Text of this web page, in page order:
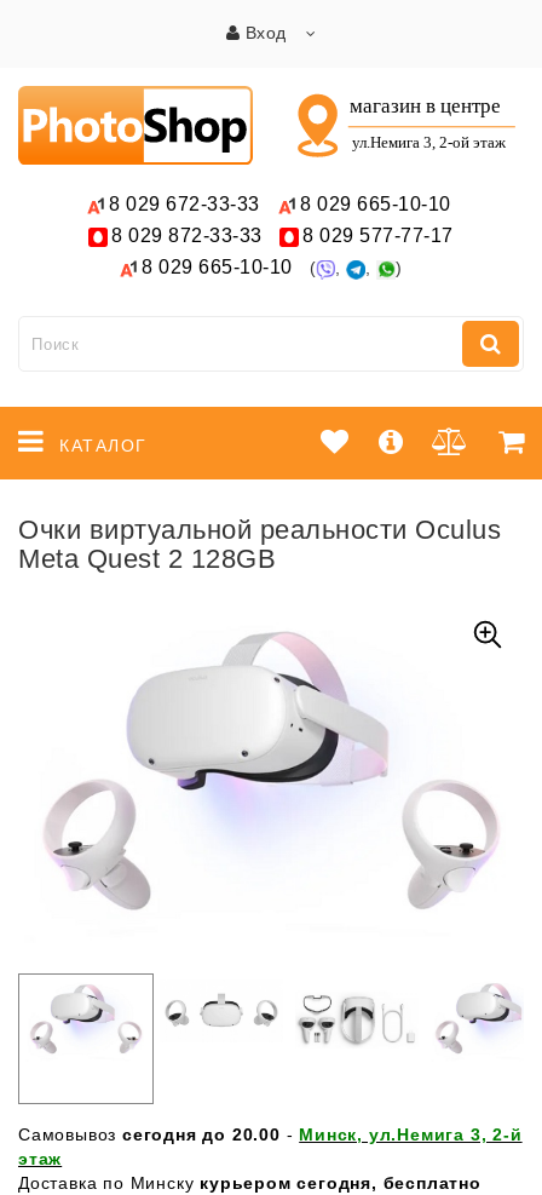
Вход
8 029 672-33-33 8 029 665-10-10
8 029 872-33-33 8 029 577-77-17
8 029 665-10-10 ( , , )
КАТАЛОГ
Очки виртуальной реальности Oculus
Meta Quest 2 128GB
Самовывоз сегодня до 20.00 - Минск, ул.Немига 3, 2-й
этаж
Доставка по Минску курьером сегодня, бесплатно